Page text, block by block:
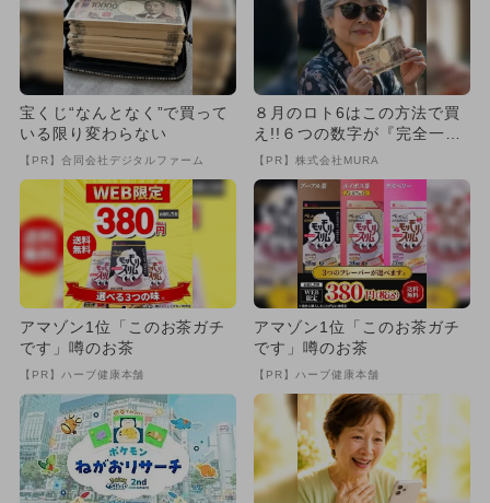
宝くじ“なんとなく”で買って
いる限り変わらない
【PR】合同会社デジタルファーム
８月のロト6はこの方法で買
え!!６つの数字が『完全一
致』する方法
【PR】株式会社MURA
アマゾン1位「このお茶ガチ
です」噂のお茶
【PR】ハーブ健康本舗
アマゾン1位「このお茶ガチ
です」噂のお茶
【PR】ハーブ健康本舗